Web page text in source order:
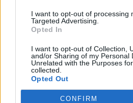
I want to opt-out of processing
Targeted Advertising.
Opted In
I want to opt-out of Collection,
and/or Sharing of my Personal
Unrelated with the Purposes
collected.
Opted Out
CONFIRM
Paweł Żurek
Dzisiaj 12:42
Reklama
Reklama